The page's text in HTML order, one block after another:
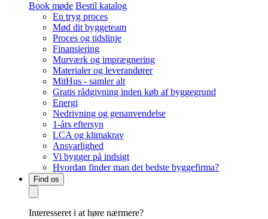
Book møde Bestil katalog
En tryg proces
Mød dit byggeteam
Proces og tidslinje
Finansiering
Murværk og imprægnering
Materialer og leverandører
MitHus - samler alt
Gratis rådgivning inden køb af byggegrund
Energi
Nedrivning og genanvendelse
1-års eftersyn
LCA og klimakrav
Ansvarlighed
Vi bygger på indsigt
Hvordan finder man det bedste byggefirma?
Find os
Interesseret i at høre nærmere?